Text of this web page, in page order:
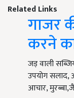
Related Links
गाजर
करने
जड़ वाली
उपयोग सलाद,
आचार,